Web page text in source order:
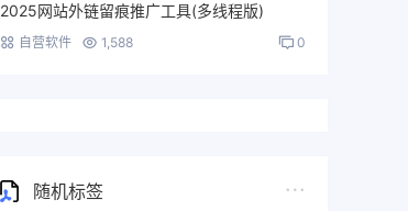
2025网站外链留痕推广工具(多线程版)
自营软件 1,588 0
随机标签